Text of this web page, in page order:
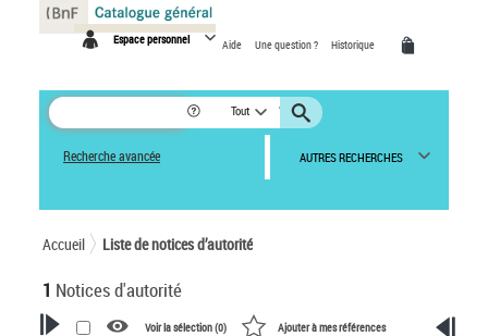
Espace personnel Aide Une question ? Historique
Tout
Recherche avancée AUTRES RECHERCHES
Accueil Liste de notices d’autorité
1 Notices d'autorité
Voir la sélection (0) Ajouter à mes références
Panneau de gestion des cookies